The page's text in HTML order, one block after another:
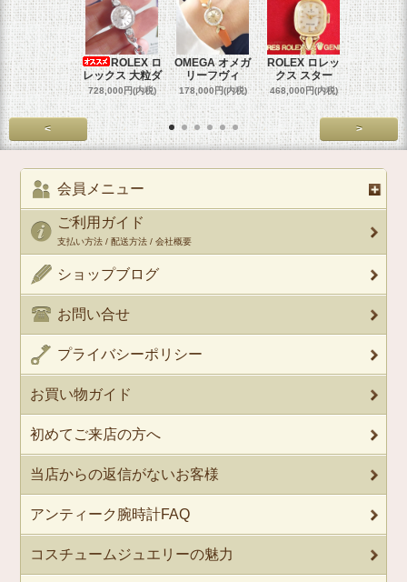
ROLEX ロ
レックス 大粒ダ
728,000円(内税)
OMEGA オメガ
リーフヴィ
178,000円(内税)
ROLEX ロレッ
クス スター
468,000円(内税)
ROLEX
クス
458,000円
< >
会員メニュー
ご利用ガイド
支払い方法 / 配送方法 / 会社概要
ショップブログ
お問い合せ
プライバシーポリシー
お買い物ガイド
初めてご来店の方へ
当店からの返信がないお客様
アンティーク腕時計FAQ
コスチュームジュエリーの魅力